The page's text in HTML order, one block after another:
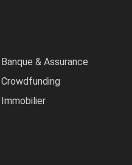
Banque & Assurance
Crowdfunding
Immobilier